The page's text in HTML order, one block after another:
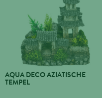
AQUA DECO AZIATISCHE
TEMPEL